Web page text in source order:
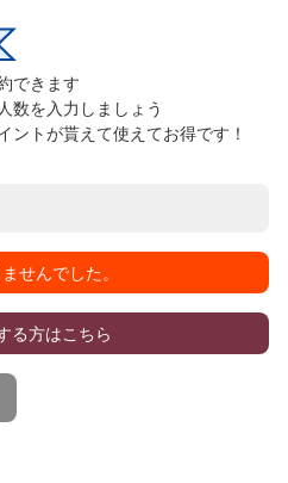
できます
数を入力しましょう
ントが貰えて使えてお得です！
せんでした。
る方はこちら